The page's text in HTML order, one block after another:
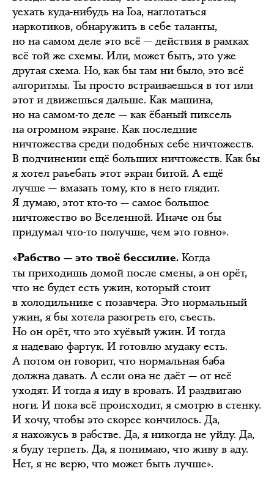
уехать куда-нибудь на Гоа, наглотаться
наркотиков, обнаружить в себе таланты,
но на самом деле это всё — действия в рамках
всё той же схемы. Или, может быть, это уже
другая схема. Но, как бы там ни было, это всё
алгоритмы. Ты просто встраиваешься в тот или
этот и движешься дальше. Как машина,
но на самом-то деле — как ёбаный пиксель
на огромном экране. Как последние
ничтожества среди подобных себе ничтожеств.
В подчинении ещё больших ничтожеств. Как бы
я хотел раъебать этот экран битой. А ещё
лучше — вмазать тому, кто в него глядит.
Я думаю, этот кто-то — самое большое
ничтожество во Вселенной. Иначе он бы
придумал что-то получше, чем это говно».
«Рабство — это твоё бессилие. Когда
ты приходишь домой после смены, а он орёт,
что не будет есть ужин, который стоит
в холодильнике с позавчера. Это нормальный
ужин, я бы хотела разогреть его, съесть.
Но он орёт, что это хуёвый ужин. И тогда
я надеваю фартук. И готовлю мудаку есть.
А потом он говорит, что нормальная баба
должна давать. А если она не даёт — от неё
уходят. И тогда я иду в кровать. И раздвигаю
ноги. И пока всё происходит, я смотрю в стенку.
И хочу, чтобы это скорее кончилось. Да,
я нахожусь в рабстве. Да, я никогда не уйду. Да,
я буду терпеть. Да, я понимаю, что живу в аду.
Нет, я не верю, что может быть лучше».